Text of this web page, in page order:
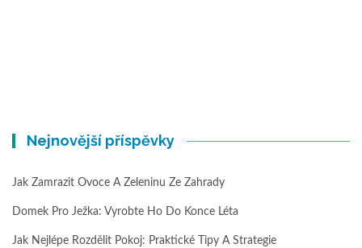
Nejnovější příspěvky
Jak Zamrazit Ovoce A Zeleninu Ze Zahrady
Domek Pro Ježka: Vyrobte Ho Do Konce Léta
Jak Nejlépe Rozdělit Pokoj: Praktické Tipy A Strategie